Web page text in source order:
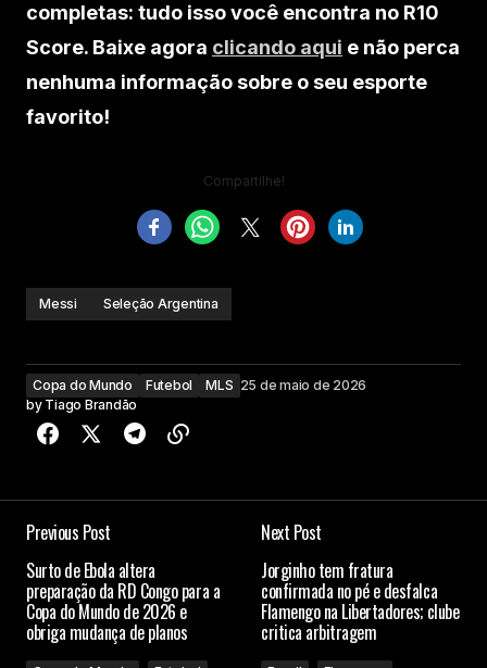
completas: tudo isso você encontra no R10
Score. Baixe agora clicando aqui e não perca
nenhuma informação sobre o seu esporte
favorito!
Compartilhe!
Messi Seleção Argentina
Copa do Mundo Futebol MLS 25 de maio de 2026
by Tiago Brandão
Previous Post
Surto de Ebola altera
preparação da RD Congo para a
Copa do Mundo de 2026 e
obriga mudança de planos
Next Post
Jorginho tem fratura
confirmada no pé e desfalca
Flamengo na Libertadores; clube
critica arbitragem